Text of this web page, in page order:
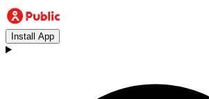
Install App